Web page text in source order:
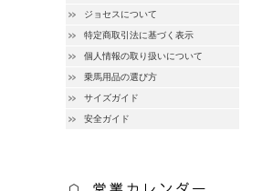
ジョセスについて
特定商取引法に基づく表示
個人情報の取り扱いについて
乗馬用品の選び方
サイズガイド
安全ガイド